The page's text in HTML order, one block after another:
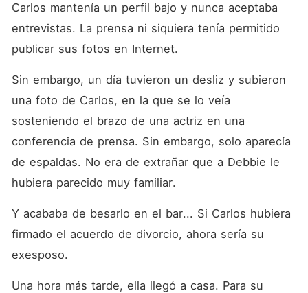
Carlos mantenía un perfil bajo y nunca aceptaba
entrevistas. La prensa ni siquiera tenía permitido
publicar sus fotos en Internet.
Sin embargo, un día tuvieron un desliz y subieron
una foto de Carlos, en la que se lo veía
sosteniendo el brazo de una actriz en una
conferencia de prensa. Sin embargo, solo aparecía
de espaldas. No era de extrañar que a Debbie le
hubiera parecido muy familiar.
Y acababa de besarlo en el bar... Si Carlos hubiera
firmado el acuerdo de divorcio, ahora sería su
exesposo.
Una hora más tarde, ella llegó a casa. Para su